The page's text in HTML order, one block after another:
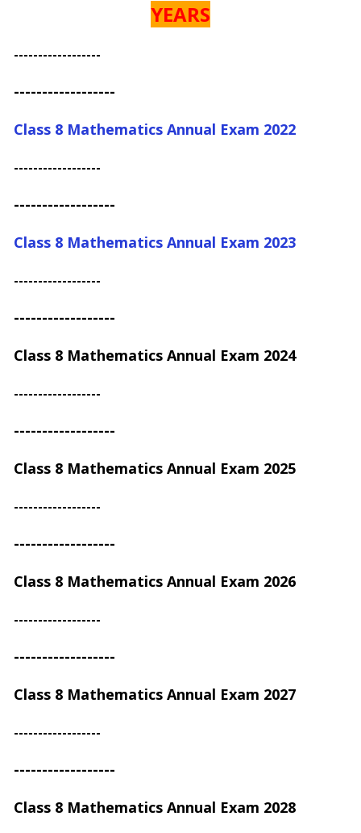
YEARS
------------------
------------------
Class 8 Mathematics Annual Exam 2022
------------------
------------------
Class 8 Mathematics Annual Exam 2023
------------------
------------------
Class 8 Mathematics Annual Exam 2024
------------------
------------------
Class 8 Mathematics Annual Exam 2025
------------------
------------------
Class 8 Mathematics Annual Exam 2026
------------------
------------------
Class 8 Mathematics Annual Exam 2027
------------------
------------------
Class 8 Mathematics Annual Exam 2028